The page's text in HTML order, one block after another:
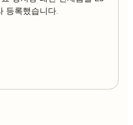
등록했습니다.